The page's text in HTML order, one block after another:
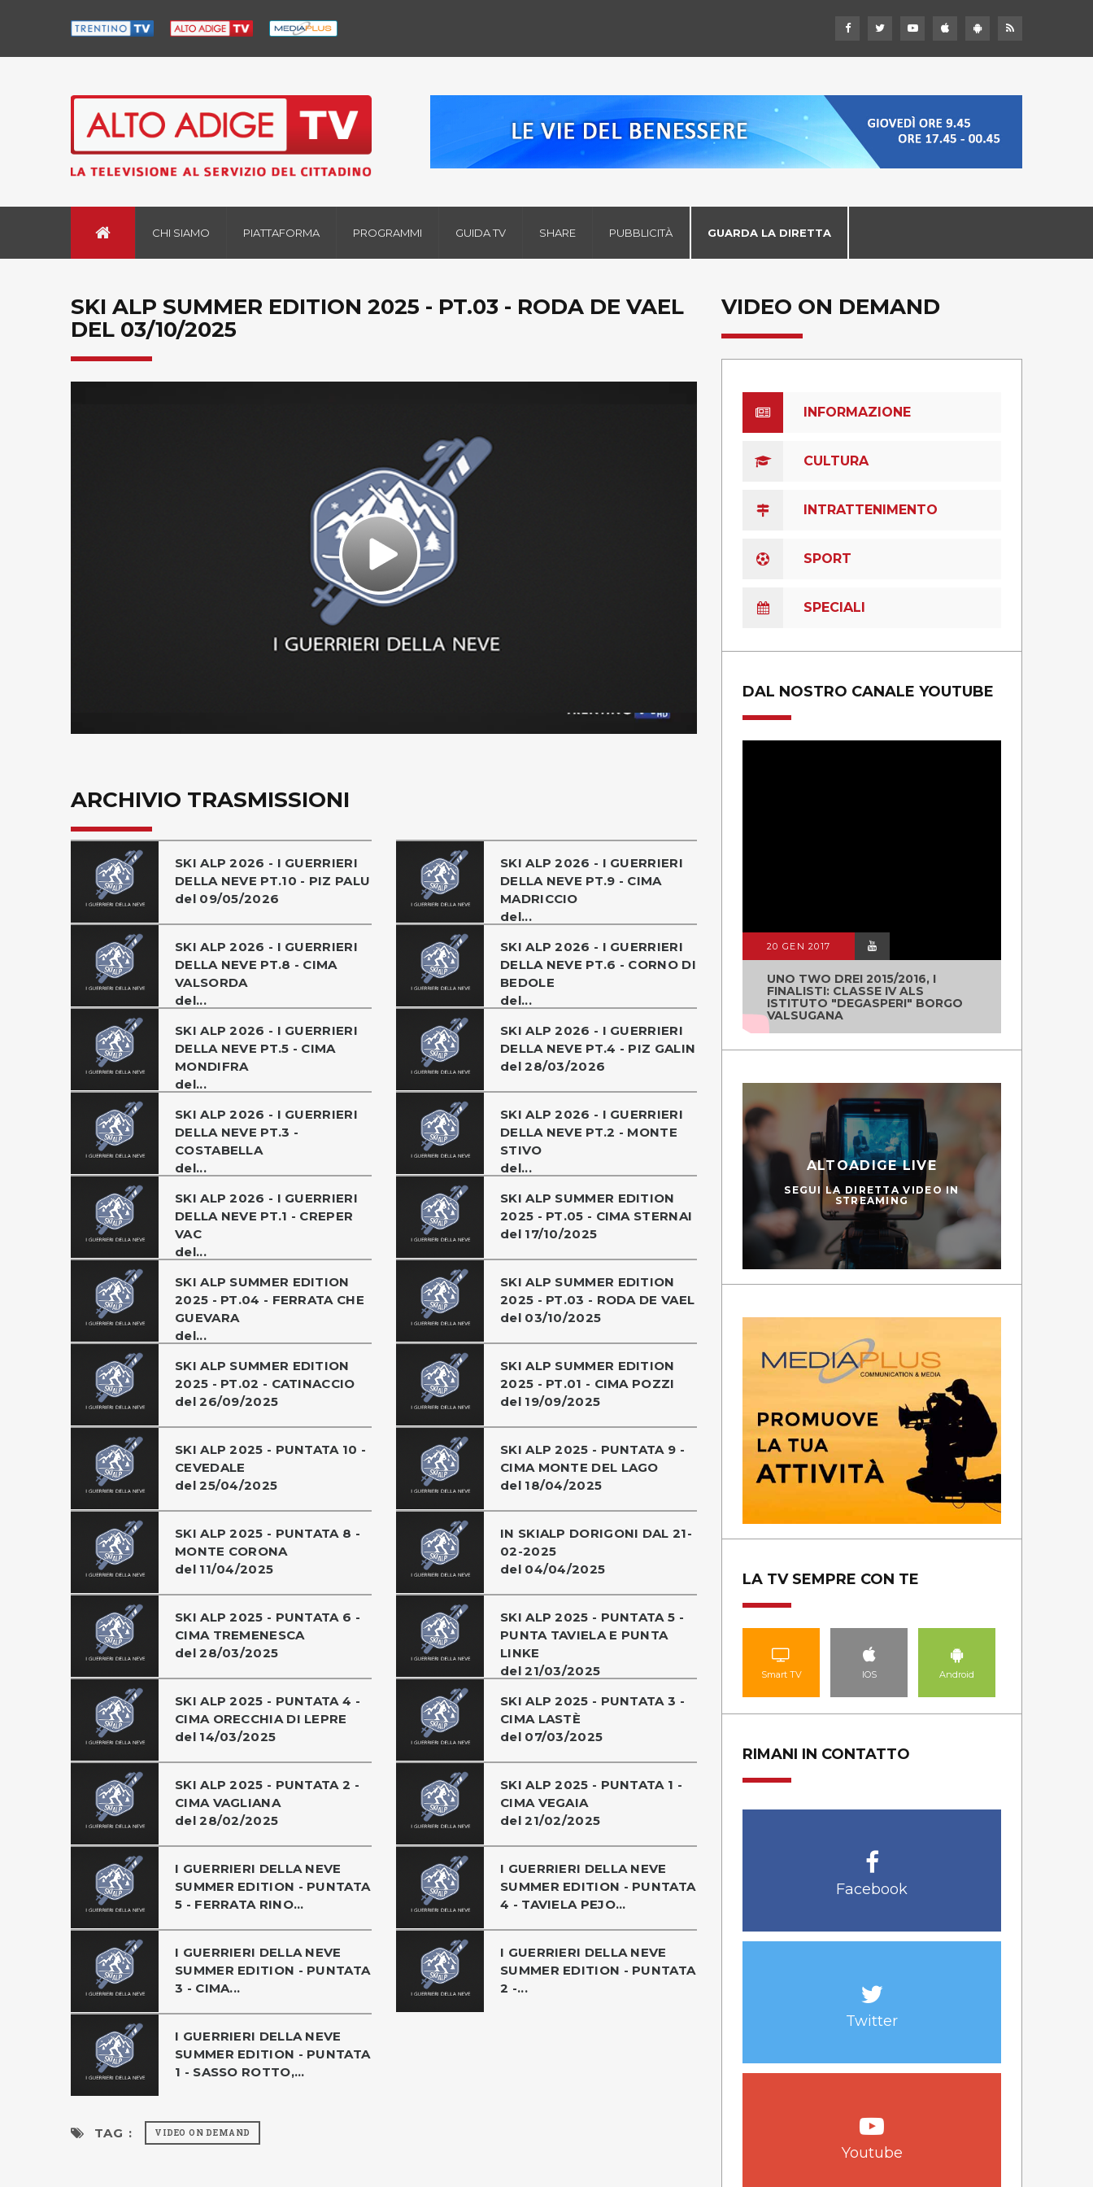
CHI SIAMO PIATTAFORMA PROGRAMMI GUIDA TV SHARE PUBBLICITÀ GUARDA LA DIRETTA
SKI ALP SUMMER EDITION 2025 - PT.03 - RODA DE VAEL
DEL 03/10/2025
Play
ARCHIVIO TRASMISSIONI
SKI ALP 2026 - I GUERRIERI
DELLA NEVE PT.10 - PIZ PALU
del 09/05/2026
SKI ALP 2026 - I GUERRIERI
DELLA NEVE PT.9 - CIMA
MADRICCIO
del...
SKI ALP 2026 - I GUERRIERI
DELLA NEVE PT.8 - CIMA
VALSORDA
del...
SKI ALP 2026 - I GUERRIERI
DELLA NEVE PT.6 - CORNO DI
BEDOLE
del...
SKI ALP 2026 - I GUERRIERI
DELLA NEVE PT.5 - CIMA
MONDIFRA
del...
SKI ALP 2026 - I GUERRIERI
DELLA NEVE PT.4 - PIZ GALIN
del 28/03/2026
SKI ALP 2026 - I GUERRIERI
DELLA NEVE PT.3 -
COSTABELLA
del...
SKI ALP 2026 - I GUERRIERI
DELLA NEVE PT.2 - MONTE
STIVO
del...
SKI ALP 2026 - I GUERRIERI
DELLA NEVE PT.1 - CREPER
VAC
del...
SKI ALP SUMMER EDITION
2025 - PT.05 - CIMA STERNAI
del 17/10/2025
SKI ALP SUMMER EDITION
2025 - PT.04 - FERRATA CHE
GUEVARA
del...
SKI ALP SUMMER EDITION
2025 - PT.03 - RODA DE VAEL
del 03/10/2025
SKI ALP SUMMER EDITION
2025 - PT.02 - CATINACCIO
del 26/09/2025
SKI ALP SUMMER EDITION
2025 - PT.01 - CIMA POZZI
del 19/09/2025
SKI ALP 2025 - PUNTATA 10 -
CEVEDALE
del 25/04/2025
SKI ALP 2025 - PUNTATA 9 -
CIMA MONTE DEL LAGO
del 18/04/2025
SKI ALP 2025 - PUNTATA 8 -
MONTE CORONA
del 11/04/2025
IN SKIALP DORIGONI DAL 21-
02-2025
del 04/04/2025
SKI ALP 2025 - PUNTATA 6 -
CIMA TREMENESCA
del 28/03/2025
SKI ALP 2025 - PUNTATA 5 -
PUNTA TAVIELA E PUNTA
LINKE
del 21/03/2025
SKI ALP 2025 - PUNTATA 4 -
CIMA ORECCHIA DI LEPRE
del 14/03/2025
SKI ALP 2025 - PUNTATA 3 -
CIMA LASTÈ
del 07/03/2025
SKI ALP 2025 - PUNTATA 2 -
CIMA VAGLIANA
del 28/02/2025
SKI ALP 2025 - PUNTATA 1 -
CIMA VEGAIA
del 21/02/2025
I GUERRIERI DELLA NEVE
SUMMER EDITION - PUNTATA
5 - FERRATA RINO...
I GUERRIERI DELLA NEVE
SUMMER EDITION - PUNTATA
4 - TAVIELA PEJO...
I GUERRIERI DELLA NEVE
SUMMER EDITION - PUNTATA
3 - CIMA...
I GUERRIERI DELLA NEVE
SUMMER EDITION - PUNTATA
2 -...
I GUERRIERI DELLA NEVE
SUMMER EDITION - PUNTATA
1 - SASSO ROTTO,...
TAG : VIDEO ON DEMAND
VIDEO ON DEMAND
INFORMAZIONE
CULTURA
INTRATTENIMENTO
SPORT
SPECIALI
DAL NOSTRO CANALE YOUTUBE
20 GEN 2017
UNO TWO DREI 2015/2016, I
FINALISTI: CLASSE IV ALS
ISTITUTO "DEGASPERI" BORGO
VALSUGANA
ALTOADIGE LIVE
SEGUI LA DIRETTA VIDEO IN
STREAMING
LA TV SEMPRE CON TE
Smart TV IOS Android
RIMANI IN CONTATTO
Facebook
Twitter
Youtube